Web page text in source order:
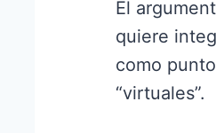
El
quiere
como
“virtuales”.